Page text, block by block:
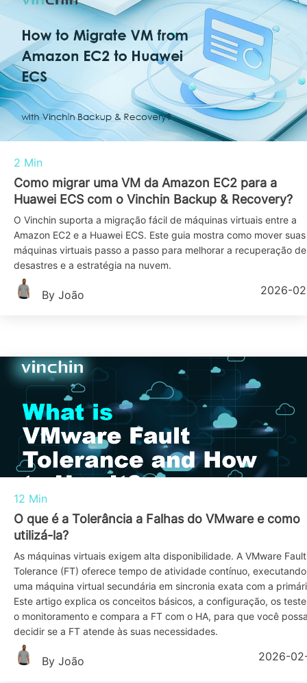
2 Min
Como migrar uma VM da Amazon EC2 para a
Huawei ECS com o Vinchin Backup & Recovery?
O Vinchin suporta a migração fácil de máquinas virtuais entre a
Amazon EC2 e a Huawei ECS. Este guia mostra como mover suas
máquinas virtuais passo a passo para melhorar a recuperação de
desastres e a estratégia na nuvem.
By João 2026-
12 Min
O que é a Tolerância a Falhas do VMware e como
utilizá-la?
As máquinas virtuais exigem alta disponibilidade. A VMware Fault
Tolerance (FT) oferece tempo de atividade contínuo, executando
uma máquina virtual secundária em sincronia exata com a
Este artigo explica os conceitos básicos, a configuração, os
o monitoramento e compara a FT com o HA, para que você
decidir se a FT atende às suas necessidades.
By João 2026-